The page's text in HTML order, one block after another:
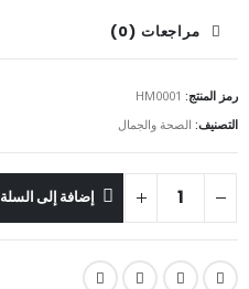
مراجعات (0)
رمز المنتج: HM0001
التصنيف: الصحة والجمال
إضافة إلى السلة